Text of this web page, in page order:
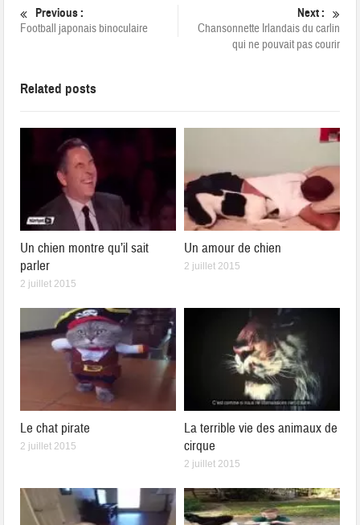
Previous :
Football japonais binoculaire
Next :
Chansonnette Irlandais du carlin
qui ne pouvait pas courir
Related posts
Un chien montre qu’il sait
parler
2 juillet 2015
Un amour de chien
2 juillet 2015
Le chat pirate
2 juillet 2015
La terrible vie des animaux de
cirque
2 juillet 2015